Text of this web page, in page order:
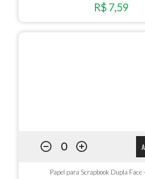
R$ 7,59
Papel para Scrapbook Dupla Face